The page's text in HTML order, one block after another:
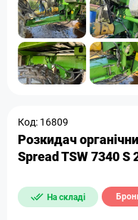
Код: 16809
Розкидач
Spread TSW 7340 S
На складі